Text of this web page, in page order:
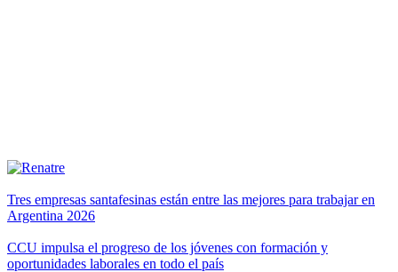
Tres empresas santafesinas están entre las mejores para trabajar en
Argentina 2026
CCU impulsa el progreso de los jóvenes con formación y
oportunidades laborales en todo el país